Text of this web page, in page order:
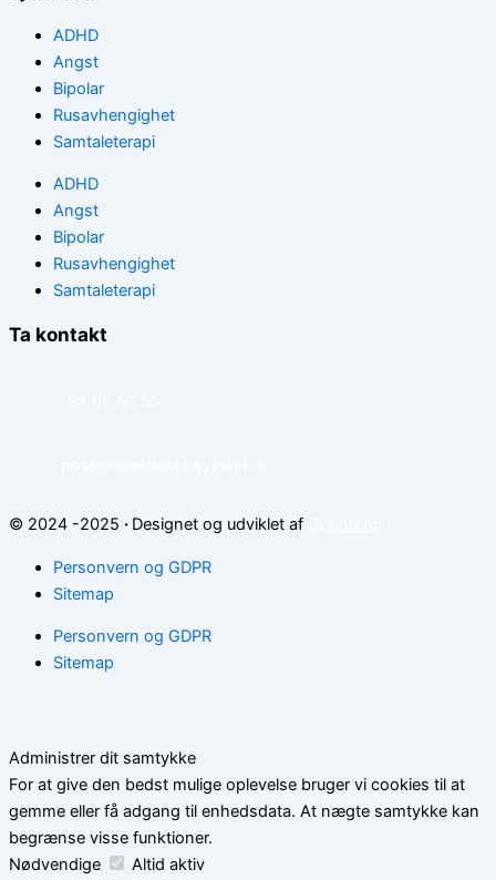
ADHD
Angst
Bipolar
Rusavhengighet
Samtaleterapi
ADHD
Angst
Bipolar
Rusavhengighet
Samtaleterapi
Ta kontakt
© 2024 -2025 · Designet og udviklet af
Personvern og GDPR
Sitemap
Personvern og GDPR
Sitemap
Administrer dit samtykke
For at give den bedst mulige oplevelse bruger vi cookies til at
gemme eller få adgang til enhedsdata. At nægte samtykke kan
begrænse visse funktioner.
Nødvendige
Altid aktiv